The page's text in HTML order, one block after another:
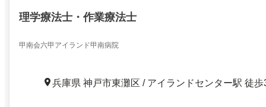
理学療法士・作業療法士
甲南会六甲アイランド甲南病院
兵庫県 神戸市東灘区 / アイランドセンター駅 徒歩